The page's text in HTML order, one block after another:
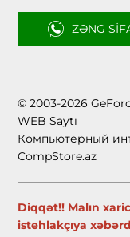
ZƏNG
© 2003-2026
WEB Saytı
Компьютерный
CompStore.az
Diqqət!! Malın
istehlakçıya